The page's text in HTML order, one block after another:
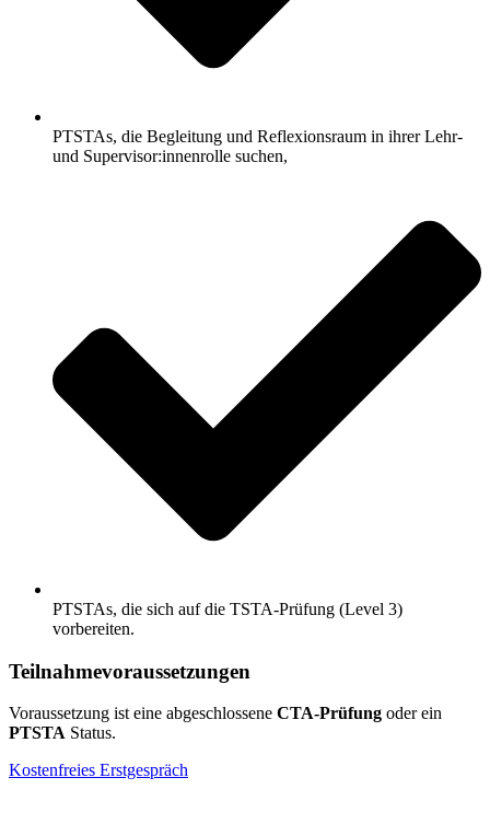
PTSTAs, die Begleitung und Reflexionsraum in ihrer Lehr-
und Supervisor:innenrolle suchen,
PTSTAs, die sich auf die TSTA-Prüfung (Level 3)
vorbereiten.
Teilnahmevoraussetzungen
Voraussetzung ist eine abgeschlossene CTA-Prüfung oder ein
PTSTA Status.
Kostenfreies Erstgespräch